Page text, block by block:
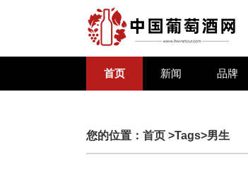
首页 新闻 品牌
您的位置： 首页 >Tags>男生